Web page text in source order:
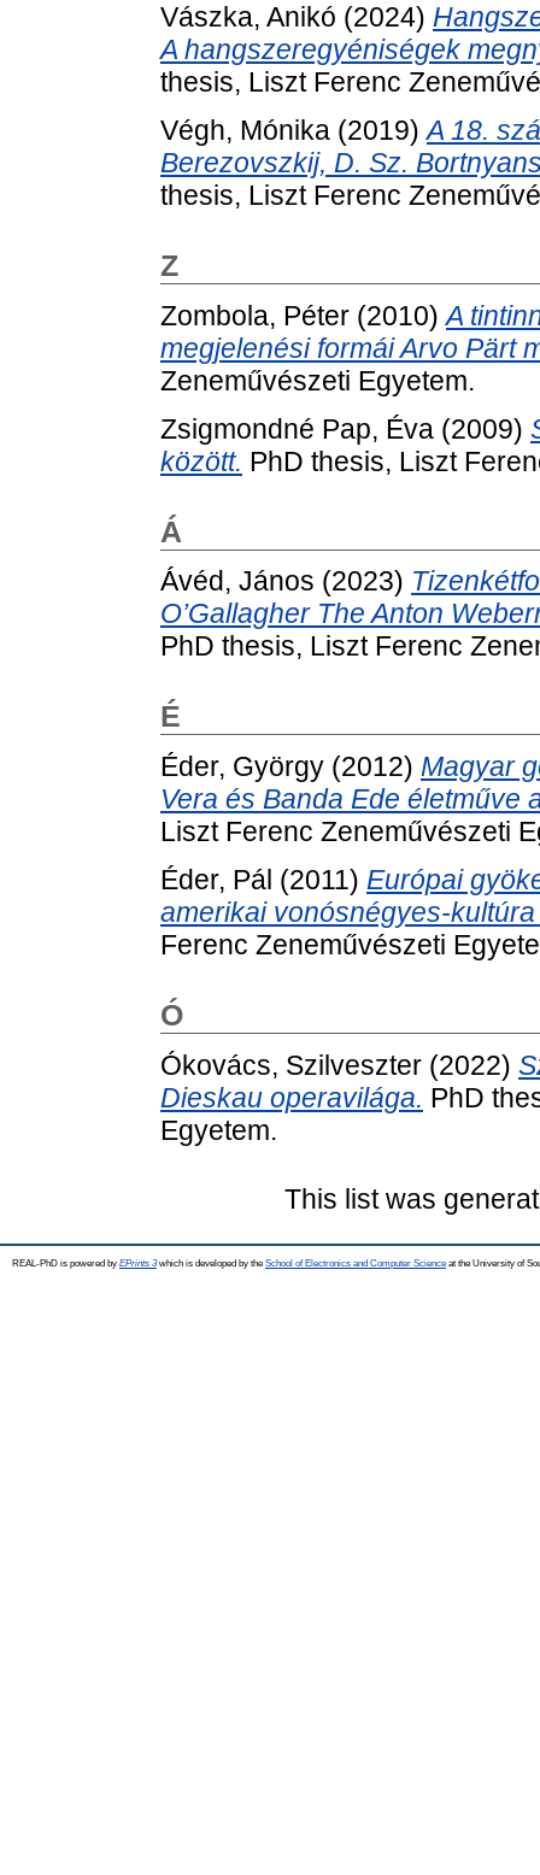
Vászka, Anikó (2024)
A hangszeregyéniségek
thesis, Liszt Ferenc
Végh, Mónika (2019)A 18.
Berezovszkij, D. Sz.
thesis, Liszt Ferenc
Z
Zombola, Péter (2010)A
megjelenési formái Arvo Pärt
Zeneművészeti Egyetem.
Zsigmondné Pap, Éva (2009)
között. PhD thesis, Liszt
Á
Ávéd, János (2023)
O’Gallagher The Anton
PhD thesis, Liszt Ferenc
É
Éder, György (2012) Magyar
Vera és Banda Ede életműve
Liszt Ferenc Zeneművészeti
Éder, Pál (2011) Európai
amerikai vonósnégyes-
Ferenc Zeneművészeti
Ó
Ókovács, Szilveszter (2022)
Dieskau operavilága. PhD
Egyetem.
This list was
REAL-PhD is powered by EPrints 3which is developed by the School of Electronics and Computer Science at the University of